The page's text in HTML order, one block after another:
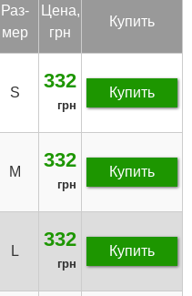
Раз­
мер
Цена,
грн
Купить
S
332
грн
Купить
M
332
грн
Купить
L
332
грн
Купить